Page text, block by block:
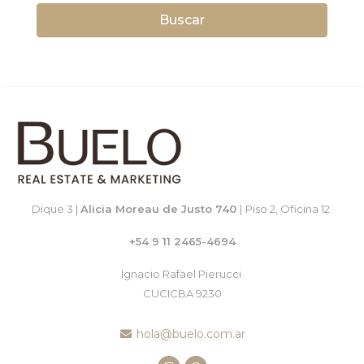
Buscar
Dique 3 | Alicia Moreau de Justo 740 | Piso 2, Oficina 12
+54 9 11 2465-4694
Ignacio Rafael Pierucci
CUCICBA 9230
hola@buelo.com.ar